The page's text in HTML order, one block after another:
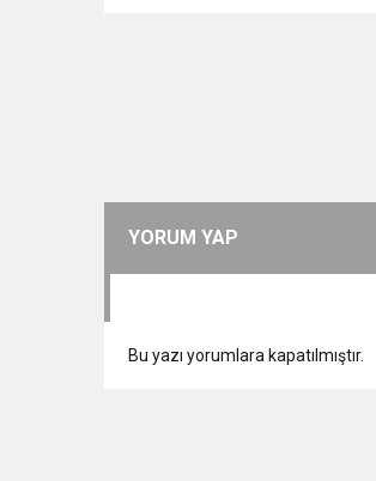
YORUM YAP
Bu yazı yorumlara kapatılmıştır.